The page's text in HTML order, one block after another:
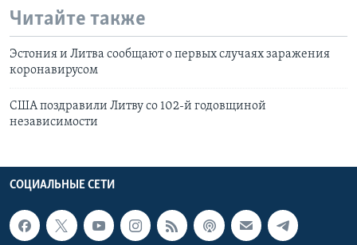
Читайте также
Эстония и Литва сообщают о первых случаях заражения
коронавирусом
США поздравили Литву со 102-й годовщиной
независимости
СОЦИАЛЬНЫЕ СЕТИ